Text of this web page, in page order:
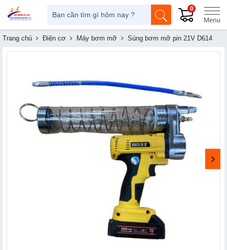
0
Trang chủ Điện cơ Máy bơm mỡ Súng bơm mỡ pin 21V D614